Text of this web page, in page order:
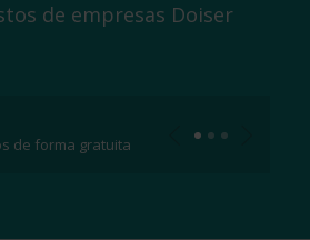
de empresas Doiser
de forma gratuita